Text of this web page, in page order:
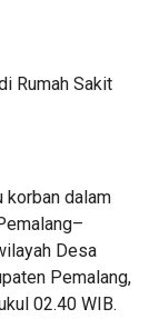
Rumah Sakit
korban dalam
Desa
Pemalang,
02.40 WIB.